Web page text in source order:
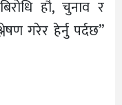
हौ, चुनाव र
गरेर हेर्नु पर्दछ”